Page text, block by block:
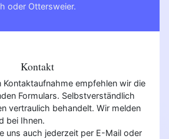
oder Ottersweier.
Kontakt
Kontaktaufnahme empfehlen wir die
Formulars. Selbstverständlich
vertraulich behandelt. Wir melden
bei Ihnen.
uns auch jederzeit per E-Mail oder